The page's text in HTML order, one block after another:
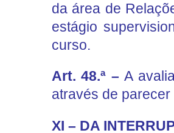
da área de
estágio
curso.
Art. 48.ª –A
através de parecer
XI – DA